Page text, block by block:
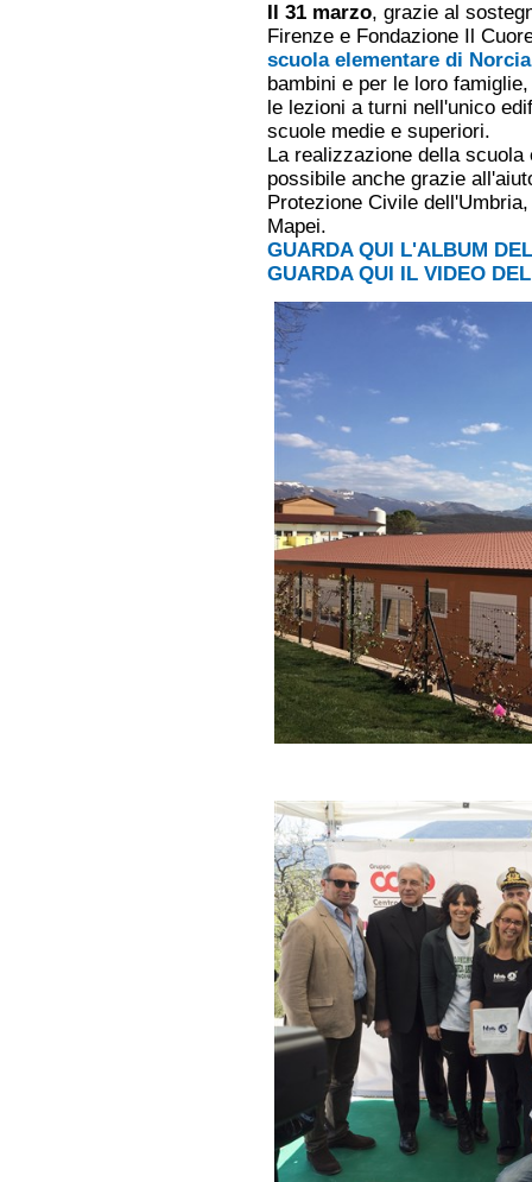
Il 31 marzo, grazie al
Firenze e Fondazione Il
scuola elementare di
bambini e per le loro
le lezioni a turni nell'unico
scuole medie e superiori.
La realizzazione della
possibile anche grazie
Protezione Civile
Mapei.
GUARDA QUI L'ALBUM
GUARDA QUI IL VIDEO